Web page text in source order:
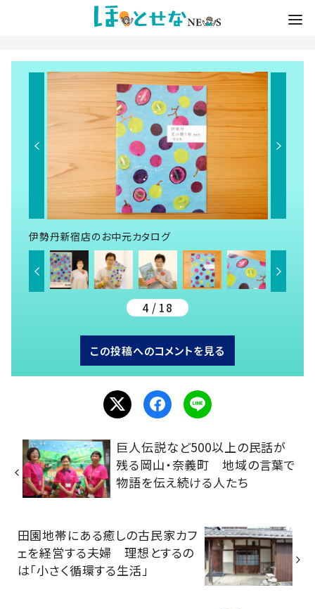
伊勢丹新宿店のお中元カタログ
4 / 18
この投稿へのコメントを見る
巨人伝説など500以上の民話が
残る岡山・奈義町 地域の言葉で
物語を伝え続ける人たち
田園地帯にある癒しの古民家カフ
ェを経営する夫婦 理想とするの
は「小さく循環する生活」